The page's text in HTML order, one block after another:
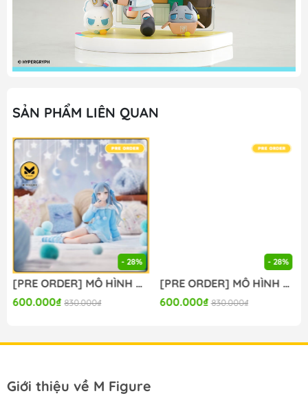
SẢN PHẨM LIÊN QUAN
- 28%
[PRE ORDER] MÔ HÌNH BanG Dream! - BanG Dream! Ave Mujica - Togawa Sakiko - Yumemirize - ～Pajama Party!～ (Sega Fave) FIGURE CHÍNH HÃNG
600.000₫ 830.000₫
- 28%
[PRE ORDER] MÔ HÌNH BanG Dream! - BanG Dream! Ave Mujica - Wakaba Mutsumi - Yumemirize - ～Pajama Party!～ (Sega Fave) FIGURE CHÍNH HÃNG
600.000₫ 830.000₫
Giới thiệu về M Figure